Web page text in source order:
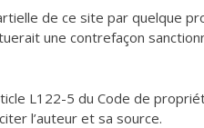
de ce site par quelque
une contrefaçon
L122-5 du Code de
l’auteur et sa source.